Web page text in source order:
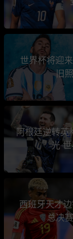
世界杯将迎
旧
阿根廷逆转英
光 世
西班牙天才
总决